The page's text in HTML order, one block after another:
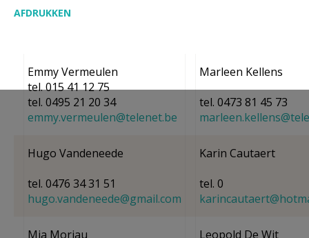
HULP
MIJN PAROCHIE
AANMELDEN OF REGISTREREN
AFDRUKKEN
Emmy Vermeulen
tel. 015 41 12 75
tel. 0495 21 20 34
emmy.vermeulen@telenet.be
Marleen Kellens
tel. 0473 81 45 73
Hugo Vandeneede
tel. 0476 34 31 51
hugo.vandeneede@gmail.com
Karin Cautaert
tel. 0
Mia Moriau
Leopold De Wit